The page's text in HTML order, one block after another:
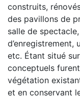
construits,
des pavillons de
salle de
d’enregistrement,
etc. Étant situé
conceptuels
végétation
et en conservant